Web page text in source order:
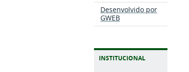
Desenvolvido por
GWEB
INSTITUCIONAL